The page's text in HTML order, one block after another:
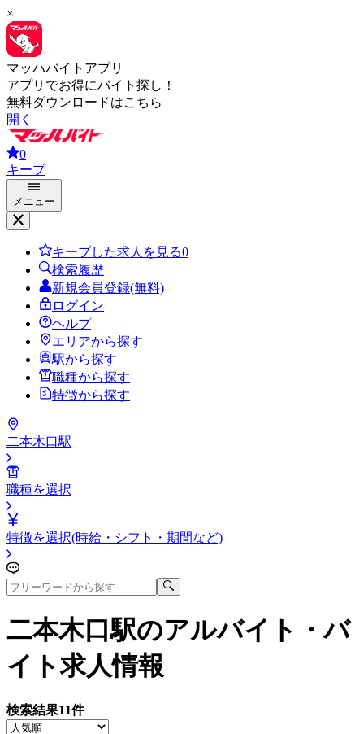
×
マッハバイトアプリ
アプリでお得にバイト探し！
無料ダウンロードはこちら
開く
0
キープ
メニュー
キープした求人を見る0
検索履歴
新規会員登録(無料)
ログイン
ヘルプ
エリアから探す
駅から探す
職種から探す
特徴から探す
二本木口駅
職種を選択
特徴を選択(時給・シフト・期間など)
二本木口駅のアルバイト・バ
イト求人情報
検索結果11件